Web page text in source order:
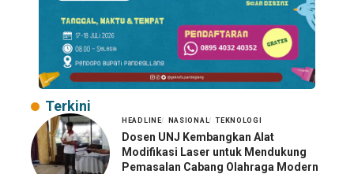
Terkini
HEADLINE NASIONAL TEKNOLOGI
Dosen UNJ Kembangkan Alat
Modifikasi Laser untuk Mendukung
Pemasalan Cabang Olahraga Modern